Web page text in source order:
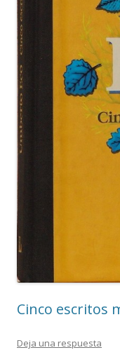
Cinco escritos
Deja una respuesta